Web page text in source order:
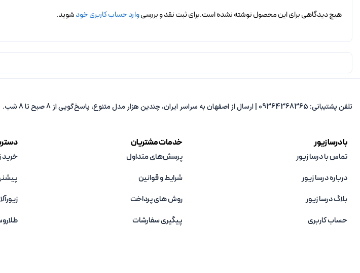
هیچ دیدگاهی برای این محصول نوشته نشده است.برای ثبت نقد و بررسیوارد حساب کاربری خودشوید.
تلفن پشتیبانی: 09364368365 | ارسال از اصفهان به سراسر ایران، چندین هزار مدل متنوع، پاسخ‌گویی از 8 صبح تا 8 شب.
با درسا زیور
تماس با درسا زیور
درباره درسا زیور
بلاگ درسا زیور
حساب کاربری
خدمات مشتریان
پرسش‌های متداول
شرایط و قوانین
روش های پرداخت
پیگیری سفارشات
خرید